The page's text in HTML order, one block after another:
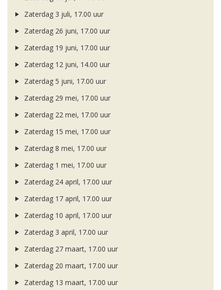
Zaterdag 3 juli, 17.00 uur
Zaterdag 26 juni, 17.00 uur
Zaterdag 19 juni, 17.00 uur
Zaterdag 12 juni, 14.00 uur
Zaterdag 5 juni, 17.00 uur
Zaterdag 29 mei, 17.00 uur
Zaterdag 22 mei, 17.00 uur
Zaterdag 15 mei, 17.00 uur
Zaterdag 8 mei, 17.00 uur
Zaterdag 1 mei, 17.00 uur
Zaterdag 24 april, 17.00 uur
Zaterdag 17 april, 17.00 uur
Zaterdag 10 april, 17.00 uur
Zaterdag 3 april, 17.00 uur
Zaterdag 27 maart, 17.00 uur
Zaterdag 20 maart, 17.00 uur
Zaterdag 13 maart, 17.00 uur